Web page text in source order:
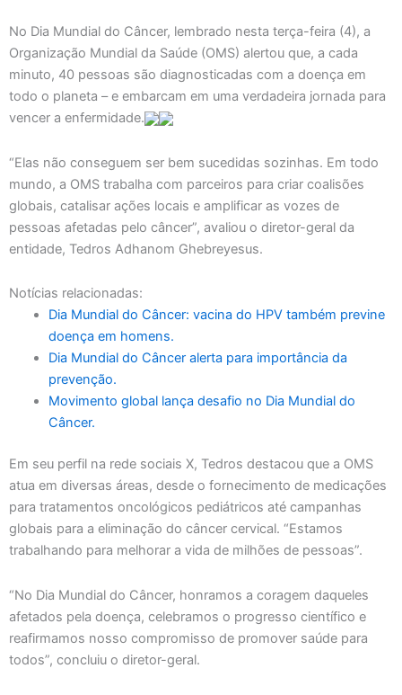
No Dia Mundial do Câncer, lembrado nesta terça-feira (4), a
Organização Mundial da Saúde (OMS) alertou que, a cada
minuto, 40 pessoas são diagnosticadas com a doença em
todo o planeta – e embarcam em uma verdadeira jornada para
vencer a enfermidade.
“Elas não conseguem ser bem sucedidas sozinhas. Em todo
mundo, a OMS trabalha com parceiros para criar coalisões
globais, catalisar ações locais e amplificar as vozes de
pessoas afetadas pelo câncer”, avaliou o diretor-geral da
entidade, Tedros Adhanom Ghebreyesus.
Notícias relacionadas:
Dia Mundial do Câncer: vacina do HPV também previne
doença em homens.
Dia Mundial do Câncer alerta para importância da
prevenção.
Movimento global lança desafio no Dia Mundial do
Câncer.
Em seu perfil na rede sociais X, Tedros destacou que a OMS
atua em diversas áreas, desde o fornecimento de medicações
para tratamentos oncológicos pediátricos até campanhas
globais para a eliminação do câncer cervical. “Estamos
trabalhando para melhorar a vida de milhões de pessoas”.
“No Dia Mundial do Câncer, honramos a coragem daqueles
afetados pela doença, celebramos o progresso científico e
reafirmamos nosso compromisso de promover saúde para
todos”, concluiu o diretor-geral.